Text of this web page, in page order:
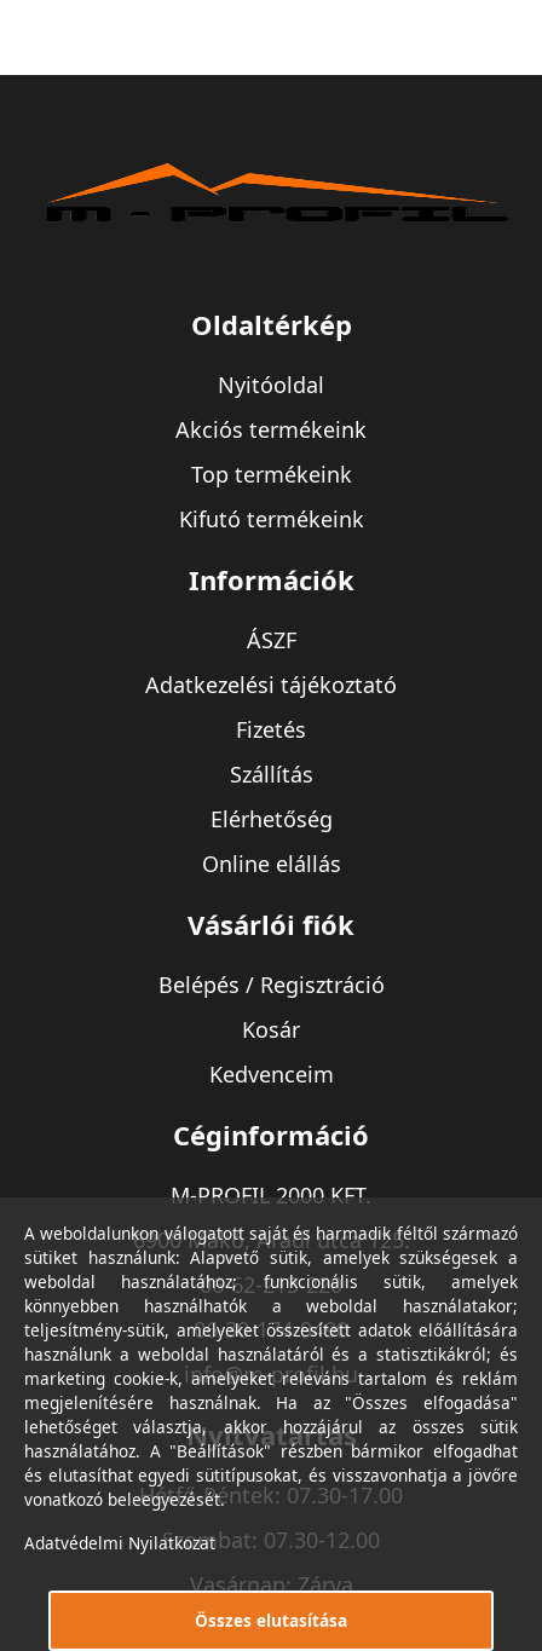
Oldaltérkép
Nyitóoldal
Akciós termékeink
Top termékeink
Kifutó termékeink
Információk
ÁSZF
Adatkezelési tájékoztató
Fizetés
Szállítás
Elérhetőség
Online elállás
Vásárlói fiók
Belépés / Regisztráció
Kosár
Kedvenceim
Céginformáció
M-PROFIL 2000 KFT.
6900 Makó, Aradi utca 125.
06-62-213-220
06-30-174-9490
info@m-profil.hu
Nyitvatartás
Hétfő-Péntek: 07.30-17.00
Szombat: 07.30-12.00
Vasárnap: Zárva
A weboldalunkon válogatott saját és harmadik féltől származó
sütiket használunk: Alapvető sütik, amelyek szükségesek a
weboldal használatához; funkcionális sütik, amelyek
könnyebben használhatók a weboldal használatakor;
teljesítmény-sütik, amelyeket összesített adatok előállítására
használunk a weboldal használatáról és a statisztikákról; és
marketing cookie-k, amelyeket releváns tartalom és reklám
megjelenítésére használnak. Ha az "Összes elfogadása"
lehetőséget választja, akkor hozzájárul az összes sütik
használatához. A "Beállítások" részben bármikor elfogadhat
és elutasíthat egyedi sütitípusokat, és visszavonhatja a jövőre
vonatkozó beleegyezését.
Adatvédelmi Nyilatkozat
Összes elutasítása